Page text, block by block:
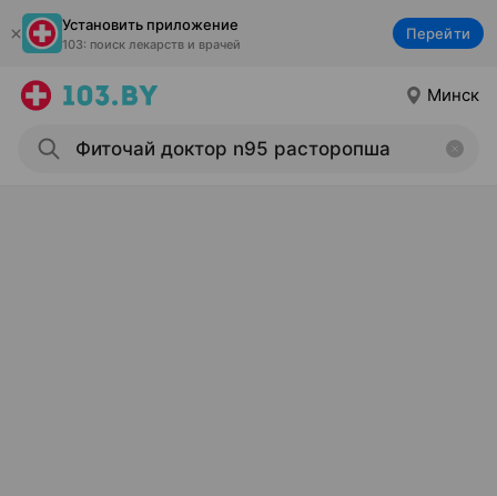
Установить приложение
103: поиск лекарств и врачей
Перейти
Минск